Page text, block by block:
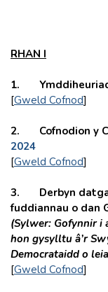
RHAN I
1.
[Gweld Cofnod]
2. Cofnodion y
2024
[Gweld Cofnod]
3. Derbyn
fuddiannau o dan
(Sylwer: Gofynnir i
hon gysylltu â’r
Democrataidd o
[Gweld Cofnod]